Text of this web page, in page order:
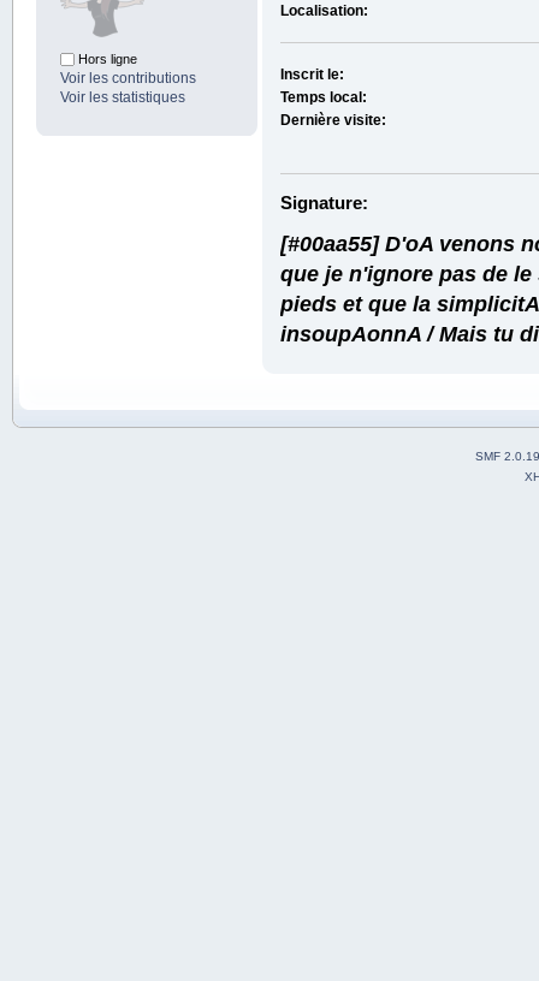
Hors ligne
Voir les contributions
Voir les statistiques
Localisation:
Inscrit le:
Temps local:
Dernière visite:
Signature:
[#00aa55] D'oA venons
que je n'ignore pas de
pieds et que la
insoupAonnA / Mais tu
SMF 2.0.19